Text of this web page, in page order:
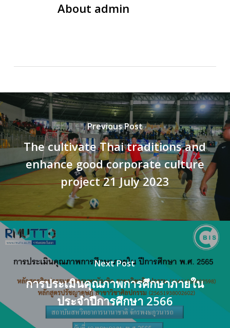
About admin
Previous Post
The cultivate Thai traditions and
enhance good corporate culture
project 21 July 2023
Next Post
การประเมินคุณภาพการศึกษาภายใน
ประจำปีการศึกษา 2566